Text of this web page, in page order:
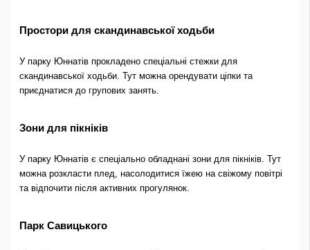
Простори для скандинавської ходьби
У парку Юннатів прокладено спеціальні стежки для
скандинавської ходьби. Тут можна орендувати ціпки та
приєднатися до групових занять.
Зони для пікніків
У парку Юннатів є спеціально обладнані зони для пікніків. Тут
можна розкласти плед, насолодитися їжею на свіжому повітрі
та відпочити після активних прогулянок.
Парк Савицького